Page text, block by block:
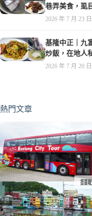
巷弄美食，虱
2026 年 7 月 23 日
基隆中正｜九
炒飯，在地人
2026 年 7 月 20 日
熱門文章